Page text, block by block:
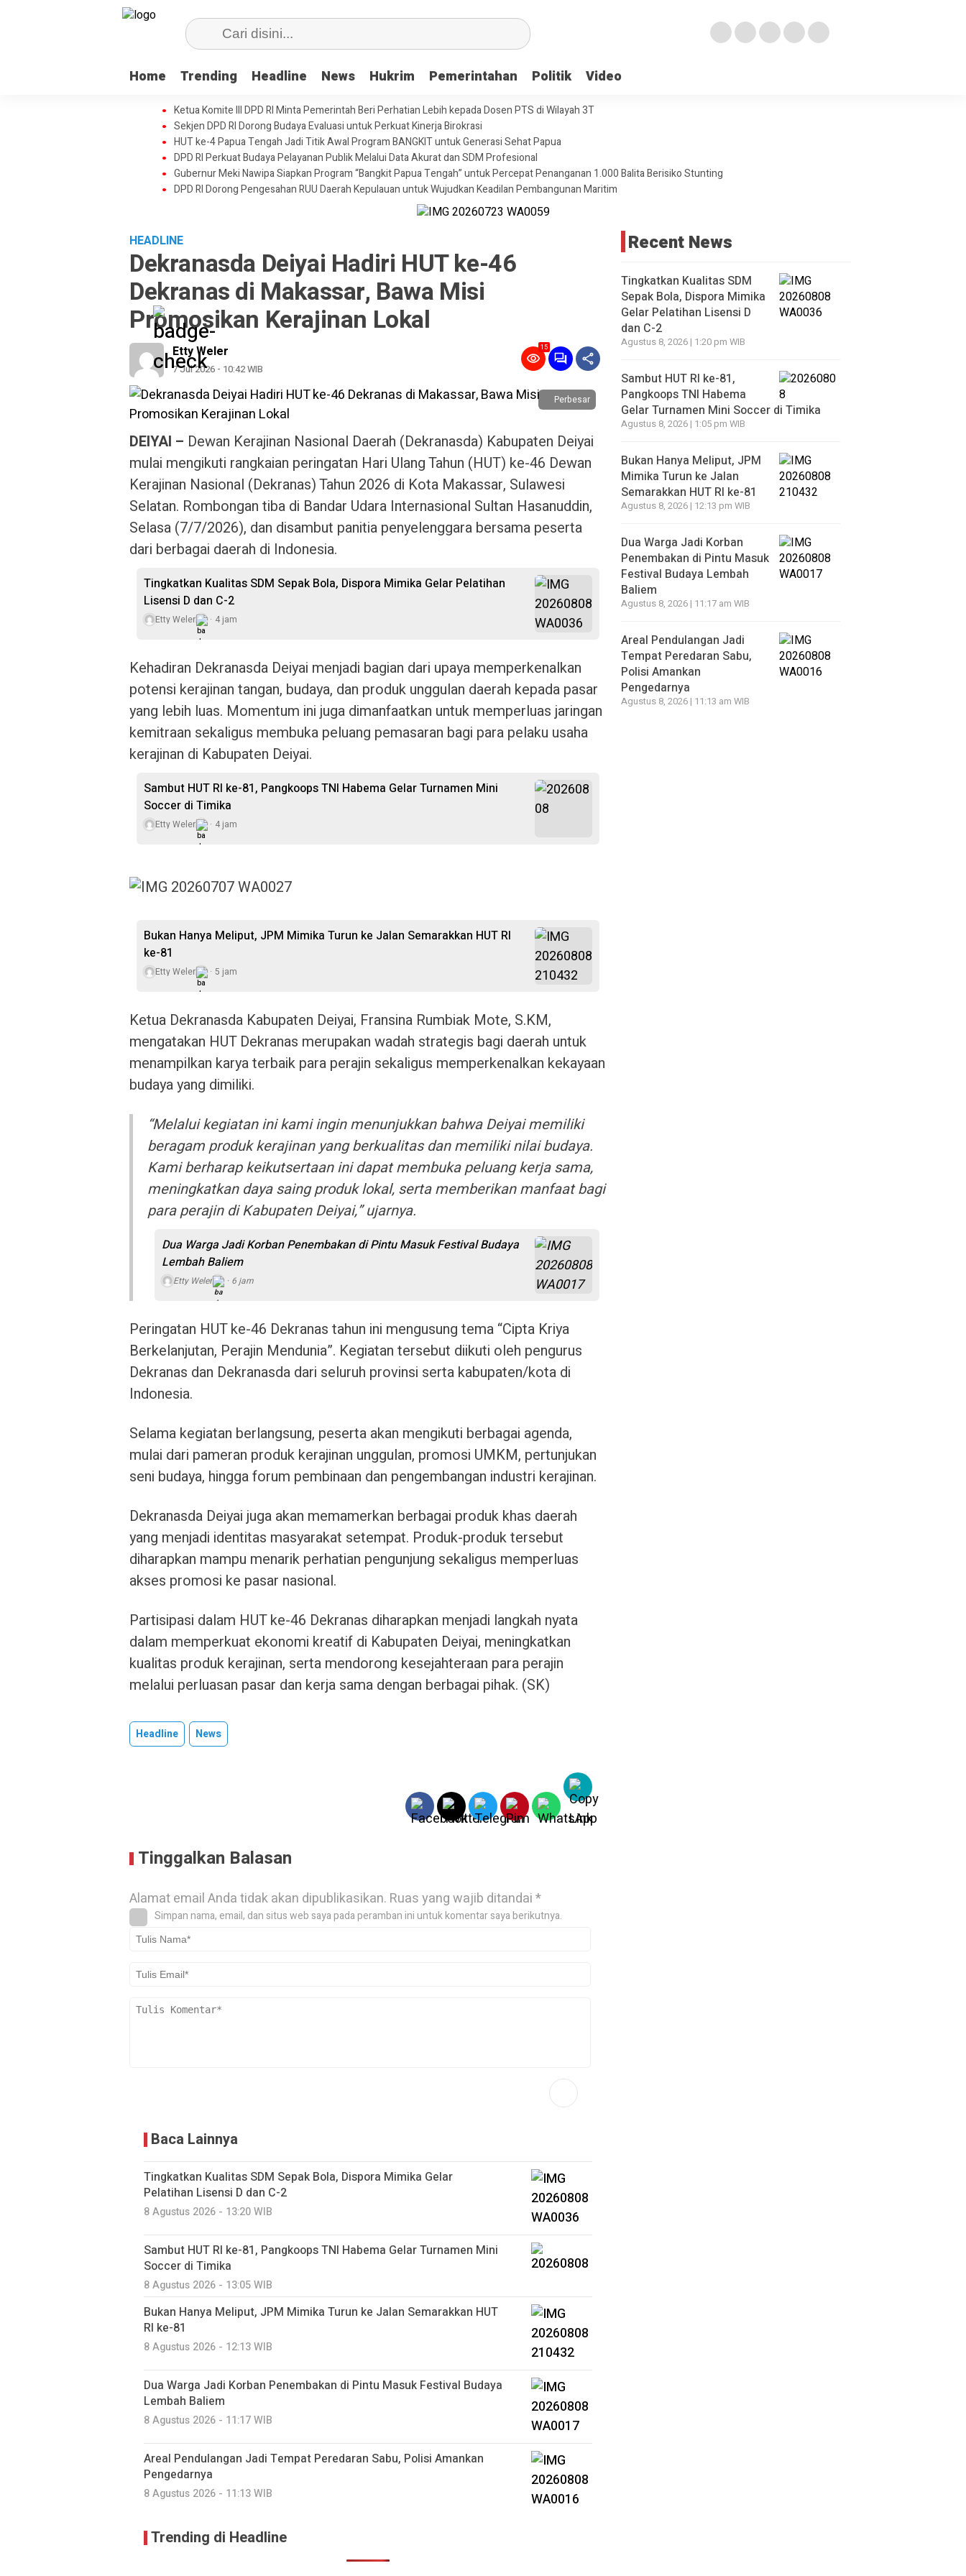
Home Trending Headline News Hukrim Pemerintahan Politik Video
Ketua Komite III DPD RI Minta Pemerintah Beri Perhatian Lebih kepada Dosen PTS di Wilayah 3T
Sekjen DPD RI Dorong Budaya Evaluasi untuk Perkuat Kinerja Birokrasi
HUT ke-4 Papua Tengah Jadi Titik Awal Program BANGKIT untuk Generasi Sehat Papua
DPD RI Perkuat Budaya Pelayanan Publik Melalui Data Akurat dan SDM Profesional
Gubernur Meki Nawipa Siapkan Program “Bangkit Papua Tengah” untuk Percepat Penanganan 1.000 Balita Berisiko Stunting
DPD RI Dorong Pengesahan RUU Daerah Kepulauan untuk Wujudkan Keadilan Pembangunan Maritim
HEADLINE
Dekranasda Deiyai Hadiri HUT ke-46
Dekranas di Makassar, Bawa Misi
Promosikan Kerajinan Lokal
Etty Weler
7 Jul 2026 - 10:42 WIB
15
Perbesar
DEIYAI – Dewan Kerajinan Nasional Daerah (Dekranasda) Kabupaten Deiyai
mulai mengikuti rangkaian peringatan Hari Ulang Tahun (HUT) ke-46 Dewan
Kerajinan Nasional (Dekranas) Tahun 2026 di Kota Makassar, Sulawesi
Selatan. Rombongan tiba di Bandar Udara Internasional Sultan Hasanuddin,
Selasa (7/7/2026), dan disambut panitia penyelenggara bersama peserta
dari berbagai daerah di Indonesia.
Tingkatkan Kualitas SDM Sepak Bola, Dispora Mimika Gelar Pelatihan
Lisensi D dan C-2
Etty Weler 4 jam
Kehadiran Dekranasda Deiyai menjadi bagian dari upaya memperkenalkan
potensi kerajinan tangan, budaya, dan produk unggulan daerah kepada pasar
yang lebih luas. Momentum ini juga dimanfaatkan untuk memperluas jaringan
kemitraan sekaligus membuka peluang pemasaran bagi para pelaku usaha
kerajinan di Kabupaten Deiyai.
Sambut HUT RI ke-81, Pangkoops TNI Habema Gelar Turnamen Mini
Soccer di Timika
Etty Weler 4 jam
Bukan Hanya Meliput, JPM Mimika Turun ke Jalan Semarakkan HUT RI
ke-81
Etty Weler 5 jam
Ketua Dekranasda Kabupaten Deiyai, Fransina Rumbiak Mote, S.KM,
mengatakan HUT Dekranas merupakan wadah strategis bagi daerah untuk
menampilkan karya terbaik para perajin sekaligus memperkenalkan kekayaan
budaya yang dimiliki.
“Melalui kegiatan ini kami ingin menunjukkan bahwa Deiyai memiliki
beragam produk kerajinan yang berkualitas dan memiliki nilai budaya.
Kami berharap keikutsertaan ini dapat membuka peluang kerja sama,
meningkatkan daya saing produk lokal, serta memberikan manfaat bagi
para perajin di Kabupaten Deiyai,” ujarnya.
Dua Warga Jadi Korban Penembakan di Pintu Masuk Festival Budaya
Lembah Baliem
Etty Weler 6 jam
Peringatan HUT ke-46 Dekranas tahun ini mengusung tema “Cipta Kriya
Berkelanjutan, Perajin Mendunia”. Kegiatan tersebut diikuti oleh pengurus
Dekranas dan Dekranasda dari seluruh provinsi serta kabupaten/kota di
Indonesia.
Selama kegiatan berlangsung, peserta akan mengikuti berbagai agenda,
mulai dari pameran produk kerajinan unggulan, promosi UMKM, pertunjukan
seni budaya, hingga forum pembinaan dan pengembangan industri kerajinan.
Dekranasda Deiyai juga akan memamerkan berbagai produk khas daerah
yang menjadi identitas masyarakat setempat. Produk-produk tersebut
diharapkan mampu menarik perhatian pengunjung sekaligus memperluas
akses promosi ke pasar nasional.
Partisipasi dalam HUT ke-46 Dekranas diharapkan menjadi langkah nyata
dalam memperkuat ekonomi kreatif di Kabupaten Deiyai, meningkatkan
kualitas produk kerajinan, serta mendorong kesejahteraan para perajin
melalui perluasan pasar dan kerja sama dengan berbagai pihak. (SK)
Headline News
Tinggalkan Balasan
Alamat email Anda tidak akan dipublikasikan. Ruas yang wajib ditandai*
Simpan nama, email, dan situs web saya pada peramban ini untuk komentar saya berikutnya.
Baca Lainnya
Tingkatkan Kualitas SDM Sepak Bola, Dispora Mimika Gelar
Pelatihan Lisensi D dan C-2
8 Agustus 2026 - 13:20 WIB
Sambut HUT RI ke-81, Pangkoops TNI Habema Gelar Turnamen Mini
Soccer di Timika
8 Agustus 2026 - 13:05 WIB
Bukan Hanya Meliput, JPM Mimika Turun ke Jalan Semarakkan HUT
RI ke-81
8 Agustus 2026 - 12:13 WIB
Dua Warga Jadi Korban Penembakan di Pintu Masuk Festival Budaya
Lembah Baliem
8 Agustus 2026 - 11:17 WIB
Areal Pendulangan Jadi Tempat Peredaran Sabu, Polisi Amankan
Pengedarnya
8 Agustus 2026 - 11:13 WIB
Trending di Headline
Recent News
Tingkatkan Kualitas SDM
Sepak Bola, Dispora Mimika
Gelar Pelatihan Lisensi D
dan C-2
Agustus 8, 2026 | 1:20 pm WIB
Sambut HUT RI ke-81,
Pangkoops TNI Habema
Gelar Turnamen Mini Soccer di Timika
Agustus 8, 2026 | 1:05 pm WIB
Bukan Hanya Meliput, JPM
Mimika Turun ke Jalan
Semarakkan HUT RI ke-81
Agustus 8, 2026 | 12:13 pm WIB
Dua Warga Jadi Korban
Penembakan di Pintu Masuk
Festival Budaya Lembah
Baliem
Agustus 8, 2026 | 11:17 am WIB
Areal Pendulangan Jadi
Tempat Peredaran Sabu,
Polisi Amankan
Pengedarnya
Agustus 8, 2026 | 11:13 am WIB